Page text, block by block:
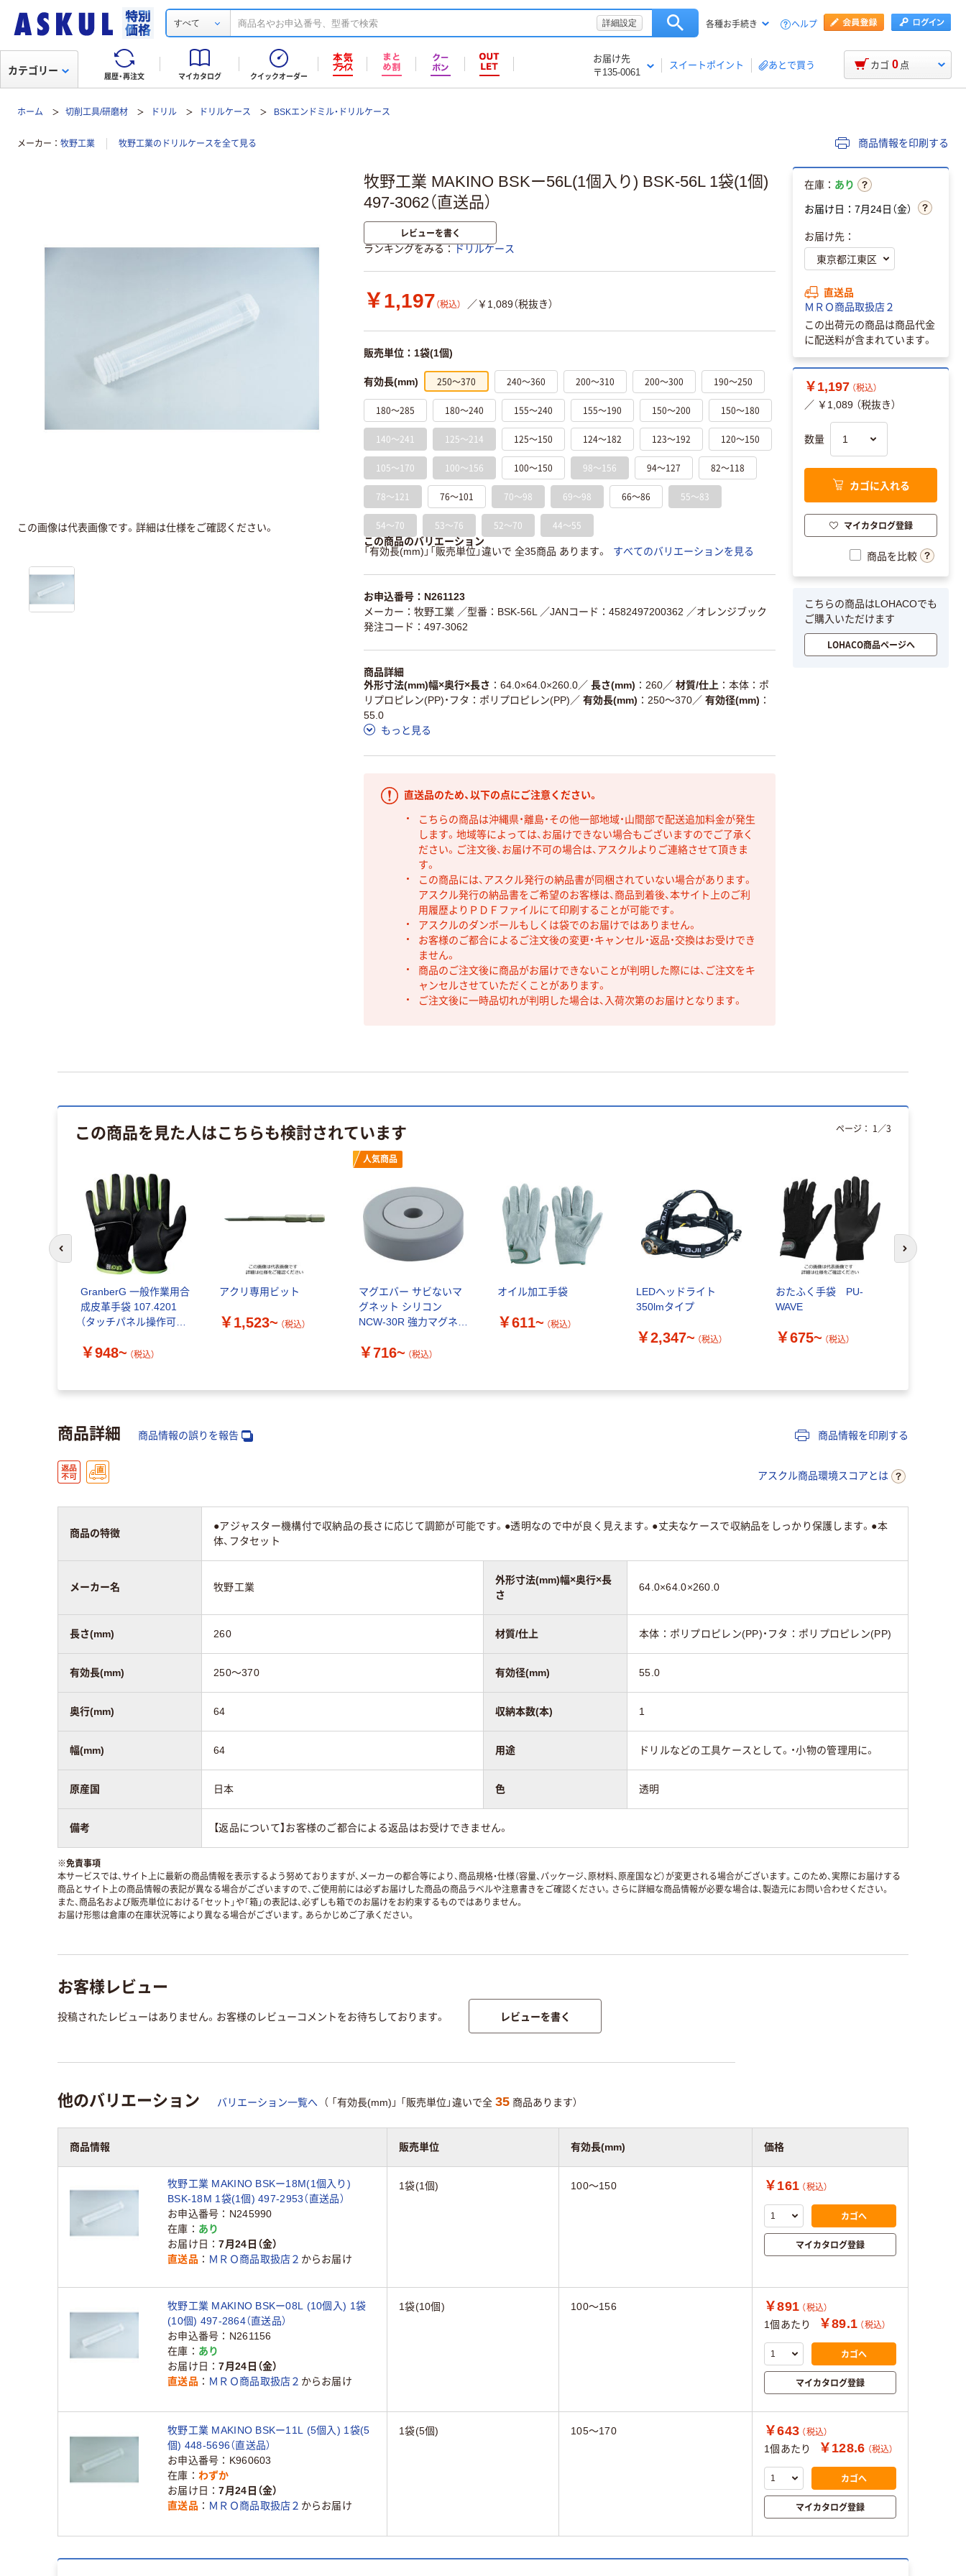
すべて 詳細設定 各種お手続き ヘルプ
履歴・再注文 マイカタログ クイックオーダー
お届け先
〒135-0061
スイートポイント あとで買う
カテゴリー カゴ 0 点
ホーム 切削工具/研磨材 ドリル ドリルケース BSKエンドミル・ドリルケース
メーカー 牧野工業 牧野工業のドリルケースを全て見る 商品情報を印刷する
牧野工業 MAKINO BSKー56L(1個入り) BSK-56L 1袋(1個)
497-3062（直送品）
レビューを書く
ランキングをみる ドリルケース
￥1,197 （税込） ／￥1,089（税抜き）
販売単位：1袋(1個)
有効長(mm) 250～370 240～360 200～310 200～300 190～250
180～285 180～240 155～240 155～190 150～200 150～180
140～241 125～214 125～150 124～182 123～192 120～150
105～170 100～156 100～150 98～156 94～127 82～118
78～121 76～101 70～98 69～98 66～86 55～83
54～70 53～76 52～70 44～55
この商品のバリエーション
「有効長(mm)」「販売単位」違いで 全35商品 あります。
すべてのバリエーションを見る
お申込番号：N261123
メーカー：牧野工業 ／型番：BSK-56L ／JANコード：4582497200362 ／オレンジブック
発注コード：497-3062
商品詳細
外形寸法(mm)幅×奥行×長さ
64.0×64.0×260.0／ 長さ(mm) 260／ 材質/仕上
本体：ポ
リプロピレン(PP)・フタ：ポリプロピレン(PP) ／ 有効長(mm) 250～370／ 有効径(mm)
55.0
もっと見る
直送品のため、以下の点にご注意ください。
こちらの商品は沖縄県・離島・その他一部地域・山間部で配送追加料金が発生
します。地域等によっては、お届けできない場合もございますのでご了承く
ださい。ご注文後、お届け不可の場合は、アスクルよりご連絡させて頂きま
す。
この商品には、アスクル発行の納品書が同梱されていない場合があります。
アスクル発行の納品書をご希望のお客様は、商品到着後、本サイト上のご利
用履歴よりＰＤＦファイルにて印刷することが可能です。
アスクルのダンボールもしくは袋でのお届けではありません。
お客様のご都合によるご注文後の変更・キャンセル・返品・交換はお受けでき
ません。
商品のご注文後に商品がお届けできないことが判明した際には、ご注文をキ
ャンセルさせていただくことがあります。
ご注文後に一時品切れが判明した場合は、入荷次第のお届けとなります。
この画像は代表画像です。詳細は仕様をご確認ください。
在庫： あり
お届け日：7月24日（金）
お届け先：
直送品
ＭＲＯ商品取扱店２
この出荷元の商品は商品代金
に配送料が含まれています。
￥1,197 （税込）
／ ￥1,089 （税抜き）
数量
カゴに入れる
マイカタログ登録
商品を比較
こちらの商品はLOHACOでも
ご購入いただけます
LOHACO商品ページへ
この商品を見た人はこちらも検討されています
GranberG 一般作業用合
成皮革手袋 107.4201
（タッチパネル操作可
￥948~ （税込）
アクリ専用ビット
￥1,523~ （税込）
人気商品
マグエバー サビないマ
グネット シリコン
NCW-30R 強力マグネッ
￥716~ （税込）
オイル加工手袋
￥611~ （税込）
LEDヘッドライト
350lmタイプ
￥2,347~ （税込）
おたふく手袋 PU-
WAVE
￥675~ （税込）
ページ： 1 ／3
前のスライドへ 次のスライド
商品詳細 商品情報の誤りを報告 商品情報を印刷する
アスクル商品環境スコアとは
商品の特徴
●アジャスター機構付で収納品の長さに応じて調節が可能です。●透明なので中が良く見えます。●丈夫なケースで収納品をしっかり保護します。●本
体、フタセット
メーカー名 牧野工業
外形寸法(mm)幅×奥行×長
さ
64.0×64.0×260.0
長さ(mm) 260 材質/仕上 本体：ポリプロピレン(PP)・フタ：ポリプロピレン(PP)
有効長(mm) 250～370 有効径(mm) 55.0
奥行(mm) 64 収納本数(本) 1
幅(mm) 64 用途 ドリルなどの工具ケースとして。・小物の管理用に。
原産国 日本 色 透明
備考 【返品について】お客様のご都合による返品はお受けできません。
※免責事項
本サービスでは、サイト上に最新の商品情報を表示するよう努めておりますが、メーカーの都合等により、商品規格・仕様（容量、パッケージ、原材料、原産国など）が変更される場合がございます。このため、実際にお届けする
商品とサイト上の商品情報の表記が異なる場合がございますので、ご使用前には必ずお届けした商品の商品ラベルや注意書きをご確認ください。さらに詳細な商品情報が必要な場合は、製造元にお問い合わせください。
また、商品名および販売単位における「セット」や「箱」の表記は、必ずしも箱でのお届けをお約束するものではありません。
お届け形態は倉庫の在庫状況等により異なる場合がございます。あらかじめご了承ください。
お客様レビュー
投稿されたレビューはありません。お客様のレビューコメントをお待ちしております。 レビューを書く
他のバリエーション バリエーション一覧へ （ 「有効長(mm)」 「販売単位」違いで全 35 商品あります）
商品情報 販売単位 有効長(mm) 価格
牧野工業 MAKINO BSKー18M(1個入り)
BSK-18M 1袋(1個) 497-2953（直送品）
お申込番号
N245990
在庫
あり
お届け日
7月24日（金）
直送品
ＭＲＯ商品取扱店２ からお届け
1袋(1個) 100～150 ￥161 （税込）
カゴへ
マイカタログ登録
牧野工業 MAKINO BSKー08L (10個入) 1袋
(10個) 497-2864（直送品）
お申込番号
N261156
在庫
あり
お届け日
7月24日（金）
直送品
ＭＲＯ商品取扱店２ からお届け
1袋(10個) 100～156 ￥891 （税込）
1個あたり ￥89.1 （税込）
カゴへ
マイカタログ登録
牧野工業 MAKINO BSKー11L (5個入) 1袋(5
個) 448-5696（直送品）
お申込番号
K960603
在庫
わずか
お届け日
7月24日（金）
直送品
ＭＲＯ商品取扱店２ からお届け
1袋(5個) 105～170 ￥643 （税込）
1個あたり ￥128.6 （税込）
カゴへ
マイカタログ登録